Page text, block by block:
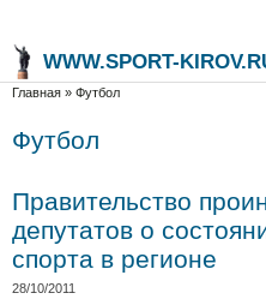
WWW.SPORT-
Вы здесь
Главная » Футбол
Футбол
Правительство
депутатов о
спорта в регионе
28/10/2011